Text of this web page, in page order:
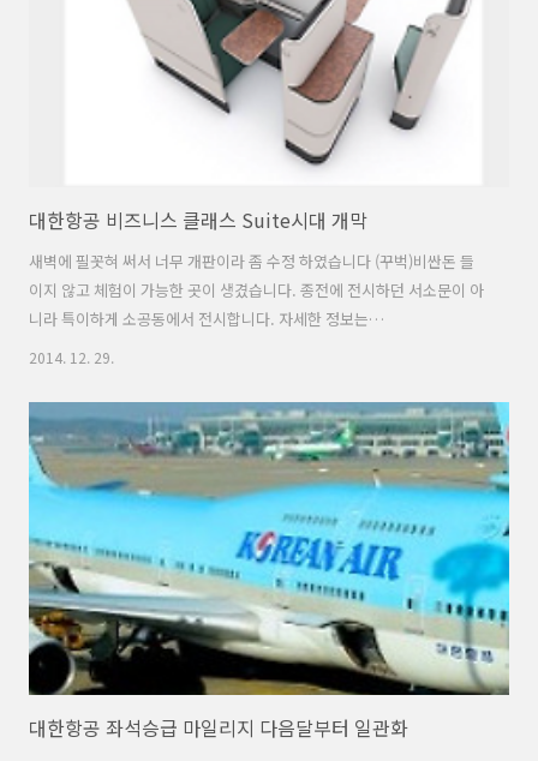
구형 기종을 대거 처분한다고는 했는데 현실은 시드니노선은..
대한항공 비즈니스 클래스 Suite시대 개막
새벽에 필꼿혀 써서 너무 개판이라 좀 수정 하였습니다 (꾸벅)비싼돈 들
이지 않고 체험이 가능한 곳이 생겼습니다. 종전에 전시하던 서소문이 아
니라 특이하게 소공동에서 전시합니다. 자세한 정보는
http://blog.koreanair.com/646지난주에 대한항공을 이용하는데 비
트롤러 설명이 명시되어 있는 것을 보고 그냥 별 대수롭지 않게 여기던
찰나에 이제야 시간이 나서 찾아봤는데... 신규좌석/신규 AVOD가 설치
된 A330-300대 3대나 떼거지로 급작스럽게(제가 느끼기에) 도입된 것을
확인하였다. 747-8도 도입이 멀었고... 787-9도 그렇고 이상한다 했는데
뜬금없이 330이였습니다...!!(참고로 747-8은..
2014. 12. 29.
대한항공 좌석승급 마일리지 다음달부터 일관화